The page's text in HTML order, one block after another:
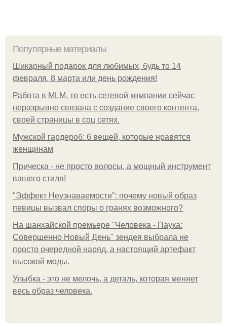
Популярные материалы
Шикарный подарок для любимых, будь то 14
февраля, 8 марта или день рождения!
Работа в MLM, то есть сетевой компании сейчас
неразрывно связана с создание своего контента,
своей страницы в соц сетях.
Мужской гардероб: 6 вещей, которые нравятся
женщинам
Прическа - не просто волосы, а мощный инструмент
вашего стиля!
"Эффект Неузнаваемости": почему новый образ
певицы вызвал споры о гранях возможного?
На шанхайской премьере "Человека - Паука:
Совершенно Новый День" зендея выбрала не
просто очередной наряд, а настоящий артефакт
высокой моды.
Улыбка - это не мелочь, а деталь, которая меняет
весь образ человека.